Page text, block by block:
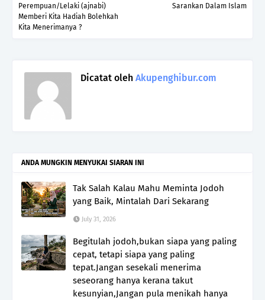
Sarankan Dalam Islam
Perempuan/Lelaki (ajnabi)
Memberi Kita Hadiah Bolehkah
Kita Menerimanya ?
Dicatat oleh Akupenghibur.com
ANDA MUNGKIN MENYUKAI SIARAN INI
Tak Salah Kalau Mahu Meminta Jodoh
yang Baik, Mintalah Dari Sekarang
July 31, 2026
Begitulah jodoh,bukan siapa yang paling
cepat, tetapi siapa yang paling
tepat.Jangan sesekali menerima
seseorang hanya kerana takut
kesunyian,Jangan pula menikah hanya